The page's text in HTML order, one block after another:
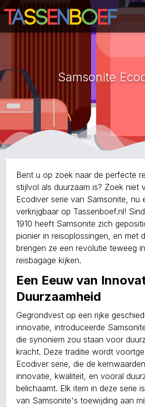
Samsonite
Bent u op zoek naar de perfecte
stijlvol als duurzaam is? Zoek niet
Ecodiver serie van Samsonite, nu
verkrijgbaar op Tassenboef.nl!
1910 heeft Samsonite zich
pionier in reisoplossingen, en met
brengen ze een revolutie teweeg
reisbagage kijken.
Een Eeuw van
Duurzaamheid
Gegrondvest op een rijke
innovatie, introduceerde
die synoniem zou staan voor
kracht. Deze traditie wordt
Ecodiver serie, die de
innovatie, kwaliteit, en vooral
belichaamt. Elk item in deze serie
van Samsonite's toewijding aan